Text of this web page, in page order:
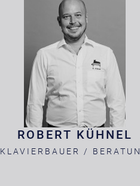
ROBERT KÜHNEL
KLAVIERBAUER /